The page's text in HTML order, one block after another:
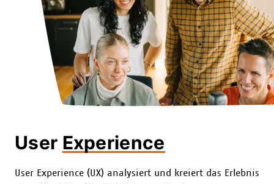
User Experience
User Experience (UX) analysiert und kreiert das Erlebnis